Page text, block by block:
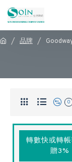
品牌
0
轉數快或轉
贈3%